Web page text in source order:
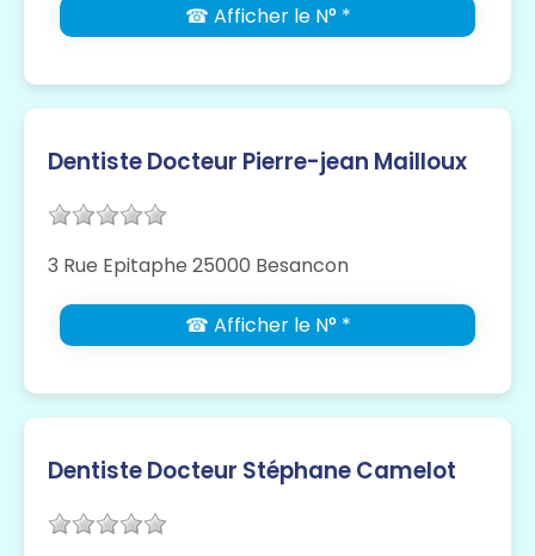
☎ Afficher le N° *
Dentiste Docteur Pierre-jean Mailloux
3 Rue Epitaphe 25000 Besancon
☎ Afficher le N° *
Dentiste Docteur Stéphane Camelot